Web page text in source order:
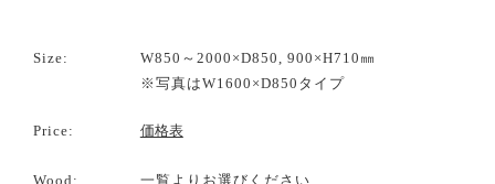
Size:
W850～2000×D850, 900×H710㎜
※写真はW1600×D850タイプ
Price: 価格表
Wood: 一覧よりお選びください